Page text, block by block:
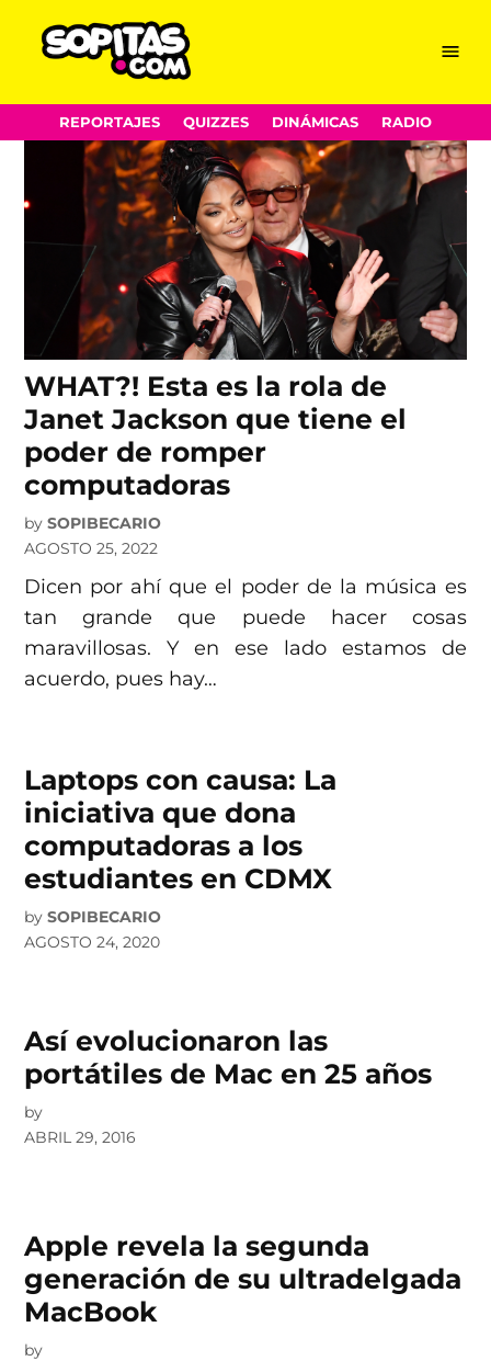
content
Menu
REPORTAJES QUIZZES DINÁMICAS RADIO
Computadoras
WHAT?! Esta es la rola de
Janet Jackson que tiene el
poder de romper
computadoras
by SOPIBECARIO
AGOSTO 25, 2022
Dicen por ahí que el poder de la música es
tan grande que puede hacer cosas
maravillosas. Y en ese lado estamos de
acuerdo, pues hay…
Laptops con causa: La
iniciativa que dona
computadoras a los
estudiantes en CDMX
by SOPIBECARIO
AGOSTO 24, 2020
Así evolucionaron las
portátiles de Mac en 25 años
by
ABRIL 29, 2016
Apple revela la segunda
generación de su ultradelgada
MacBook
by